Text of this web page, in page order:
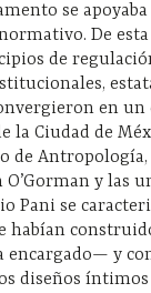
se
De
de
en un
la Ciudad de
de Antropología,
y las
Pani se
habían
encargado— y
diseños